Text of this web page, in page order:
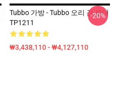
Tubbo 가방 - Tubbo 오리 끈 부대
TP1211
₩3,438,110 - ₩4,127,110
-20%